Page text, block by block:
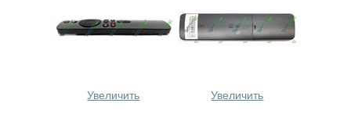
Увеличить Увеличить